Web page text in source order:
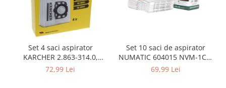
Set 4 saci aspirator
KARCHER 2.863-314.0,
compatibil cu WD, KWD, SE
72,99 Lei
Set 10 saci de aspirator
NUMATIC 604015 NVM-1CH,
9L
69,99 Lei